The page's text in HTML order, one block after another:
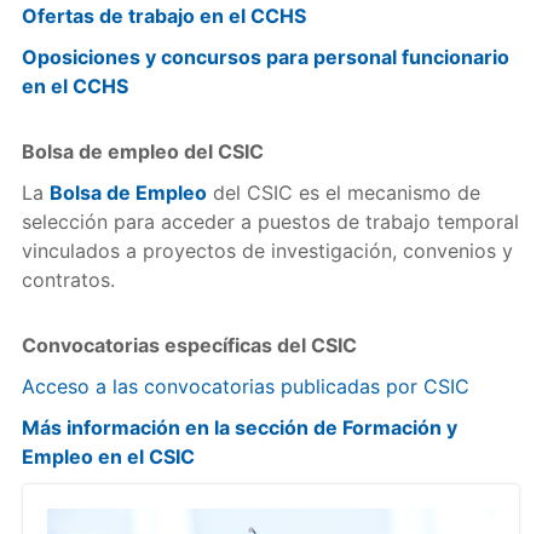
Ofertas de trabajo en el CCHS
Oposiciones y concursos para personal funcionario
en el CCHS
Bolsa de empleo del CSIC
La Bolsa de Empleodel CSIC es el mecanismo de
selección para acceder a puestos de trabajo temporal
vinculados a proyectos de investigación, convenios y
contratos.
Convocatorias específicas del CSIC
Acceso a las convocatorias publicadas por CSIC
Más información en la sección de Formación y
Empleo en el CSIC